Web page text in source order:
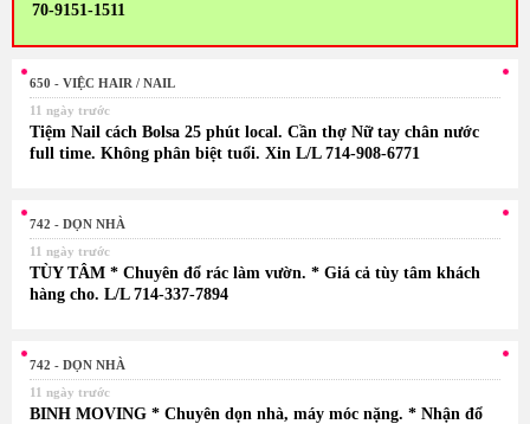
70-9151-1511
650 - VIỆC HAIR / NAIL
11 ngày trước
Tiệm Nail cách Bolsa 25 phút local. Cần thợ Nữ tay chân nước
full time. Không phân biệt tuổi. Xin L/L 714-908-6771
742 - DỌN NHÀ
11 ngày trước
TÙY TÂM * Chuyên đổ rác làm vườn. * Giá cả tùy tâm khách
hàng cho. L/L 714-337-7894
742 - DỌN NHÀ
11 ngày trước
BINH MOVING * Chuyên dọn nhà, máy móc nặng. * Nhận đổ